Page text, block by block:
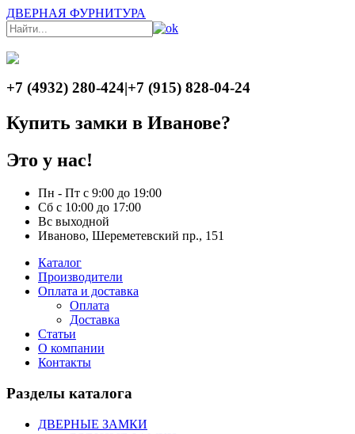
ДВЕРНАЯ ФУРНИТУРА
+7 (4932) 280-424|+7 (915) 828-04-24
Купить замки в Иванове?
Это у нас!
Пн - Пт с 9:00 до 19:00
Сб с 10:00 до 17:00
Вс выходной
Иваново, Шереметевский пр., 151
Каталог
Производители
Оплата и доставка
Оплата
Доставка
Статьи
О компании
Контакты
Разделы каталога
ДВЕРНЫЕ ЗАМКИ